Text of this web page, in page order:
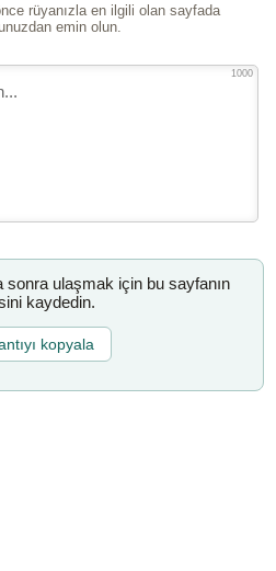
rüyanızla en ilgili olan sayfada
emin olun.
1000
ulaşmak için bu sayfanın
kaydedin.
kopyala